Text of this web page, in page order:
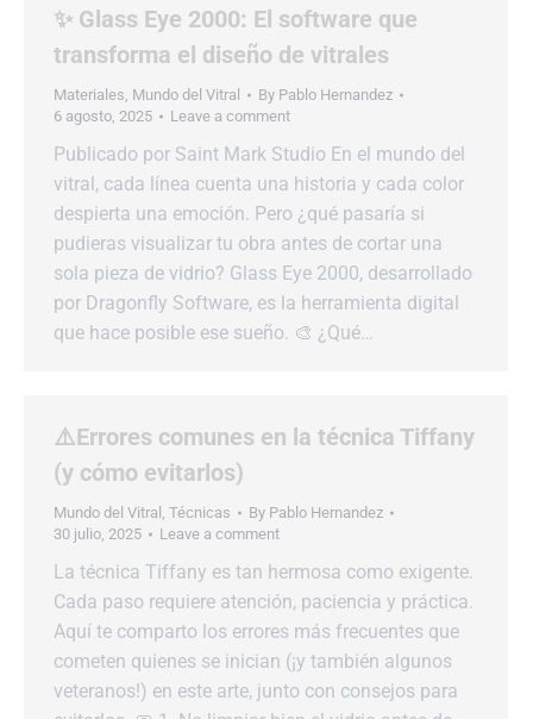
✨ Glass Eye 2000: El software que
transforma el diseño de vitrales
Materiales, Mundo del Vitral By Pablo Hernandez
6 agosto, 2025
Leave a comment
Publicado por Saint Mark Studio En el mundo del
vitral, cada línea cuenta una historia y cada color
despierta una emoción. Pero ¿qué pasaría si
pudieras visualizar tu obra antes de cortar una
sola pieza de vidrio? Glass Eye 2000, desarrollado
por Dragonfly Software, es la herramienta digital
que hace posible ese sueño. 🎨 ¿Qué…
⚠️Errores comunes en la técnica Tiffany
(y cómo evitarlos)
Mundo del Vitral , Técnicas By Pablo Hernandez
30 julio, 2025
Leave a comment
La técnica Tiffany es tan hermosa como exigente.
Cada paso requiere atención, paciencia y práctica.
Aquí te comparto los errores más frecuentes que
cometen quienes se inician (¡y también algunos
veteranos!) en este arte, junto con consejos para